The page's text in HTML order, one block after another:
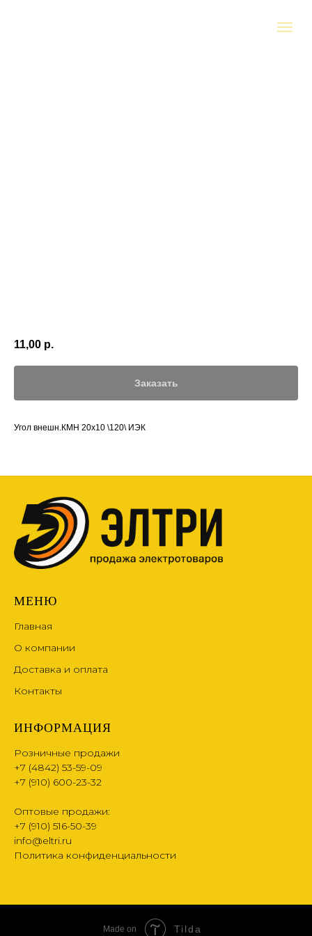
11,00 р.
Заказать
Угол внешн.КМН 20х10 \120\ ИЭК
МЕНЮ
Главная
О компании
Доставка и оплата
Контакты
ИНФОРМАЦИЯ
Розничные продажи
+7 (4842) 53-59-09
+7 (910) 600-23-32
Оптовые продажи:
+7 (910) 516-50-39
info@eltri.ru
Политика конфиденциальности
Made on Tilda